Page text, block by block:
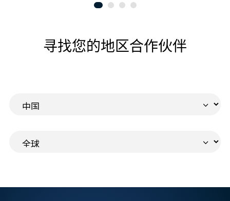
寻找您的地区合作伙伴